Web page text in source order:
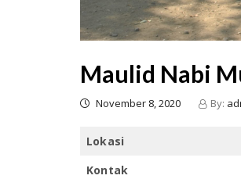
Maulid Nabi
November 8, 2020 By:
Lokasi
Kontak